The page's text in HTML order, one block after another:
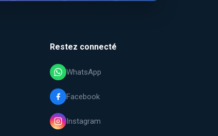
Restez connecté
WhatsApp
Facebook
Instagram